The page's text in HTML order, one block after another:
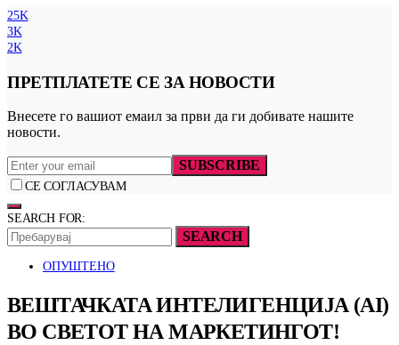
25K
3K
2K
ПРЕТПЛАТЕТЕ СЕ ЗА НОВОСТИ
Внесете го вашиот емаил за први да ги добивате нашите
новости.
SUBSCRIBE
СЕ СОГЛАСУВАМ
SEARCH FOR:
SEARCH
ОПУШТЕНО
ВЕШТАЧКАТА ИНТЕЛИГЕНЦИЈА (AI)
ВО СВЕТОТ НА МАРКЕТИНГОТ!